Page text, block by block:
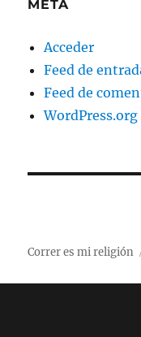
META
Acceder
Feed de
Feed de
WordPress.org
Correr es mi religión